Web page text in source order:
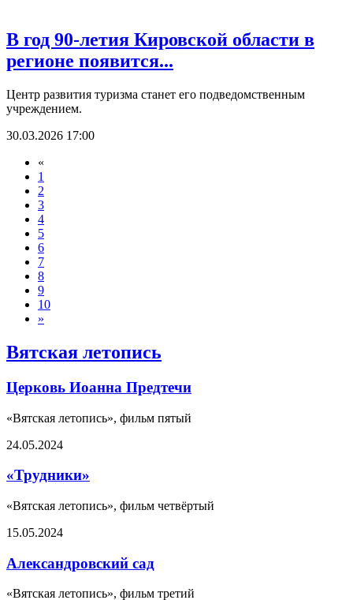
В год 90-летия Кировской области в
регионе появится...
Центр развития туризма станет его подведомственным
учреждением.
30.03.2026 17:00
«
1
2
3
4
5
6
7
8
9
10
»
Вятская летопись
Церковь Иоанна Предтечи
«Вятская летопись», фильм пятый
24.05.2024
«Трудники»
«Вятская летопись», фильм четвёртый
15.05.2024
Александровский сад
«Вятская летопись», фильм третий